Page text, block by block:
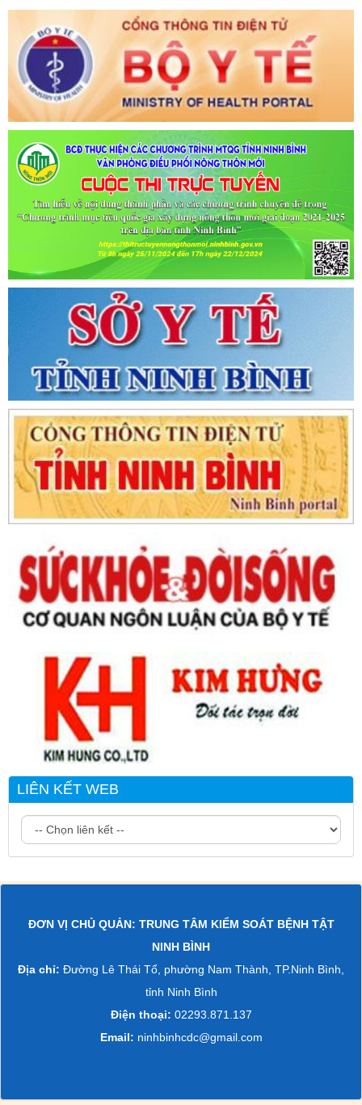
Ngày ban hành: (09/07/2021) -Ngày hiệu lực: (09/07/2021)
Tên:(CẬP NHẬT DANH SÁCH CÁC ĐỊA ĐIỂM NGUY CƠ CẦN
KHAI BÁO Y TẾ THEO THÔNG BÁO KHẨN CỦA BỘ Y TẾ)
Ngày ban hành: (06/07/2021) -Ngày hiệu lực: (06/07/2021)
Tên:(CẬP NHẬT DANH SÁCH CÁC ĐỊA ĐIỂM NGUY CƠ CẦN
KHAI BÁO Y TẾ THEO THÔNG BÁO KHẨN CỦA BỘ Y TẾ)
Ngày ban hành: (02/07/2021) -Ngày hiệu lực: (02/07/2021)
LIÊN KẾT WEB
ĐƠN VỊ CHỦ QUẢN: TRUNG TÂM KIỂM SOÁT BỆNH TẬT
NINH BÌNH
Địa chỉ: Đường Lê Thái Tổ, phường Nam Thành, TP.Ninh Bình,
tỉnh Ninh Bình
Điện thoại: 02293.871.137
Email: ninhbinhcdc@gmail.com